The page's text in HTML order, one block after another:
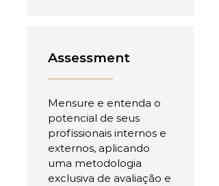
Assessment
Mensure e entenda o
potencial de seus
profissionais internos e
externos, aplicando
uma metodologia
exclusiva de avaliação e